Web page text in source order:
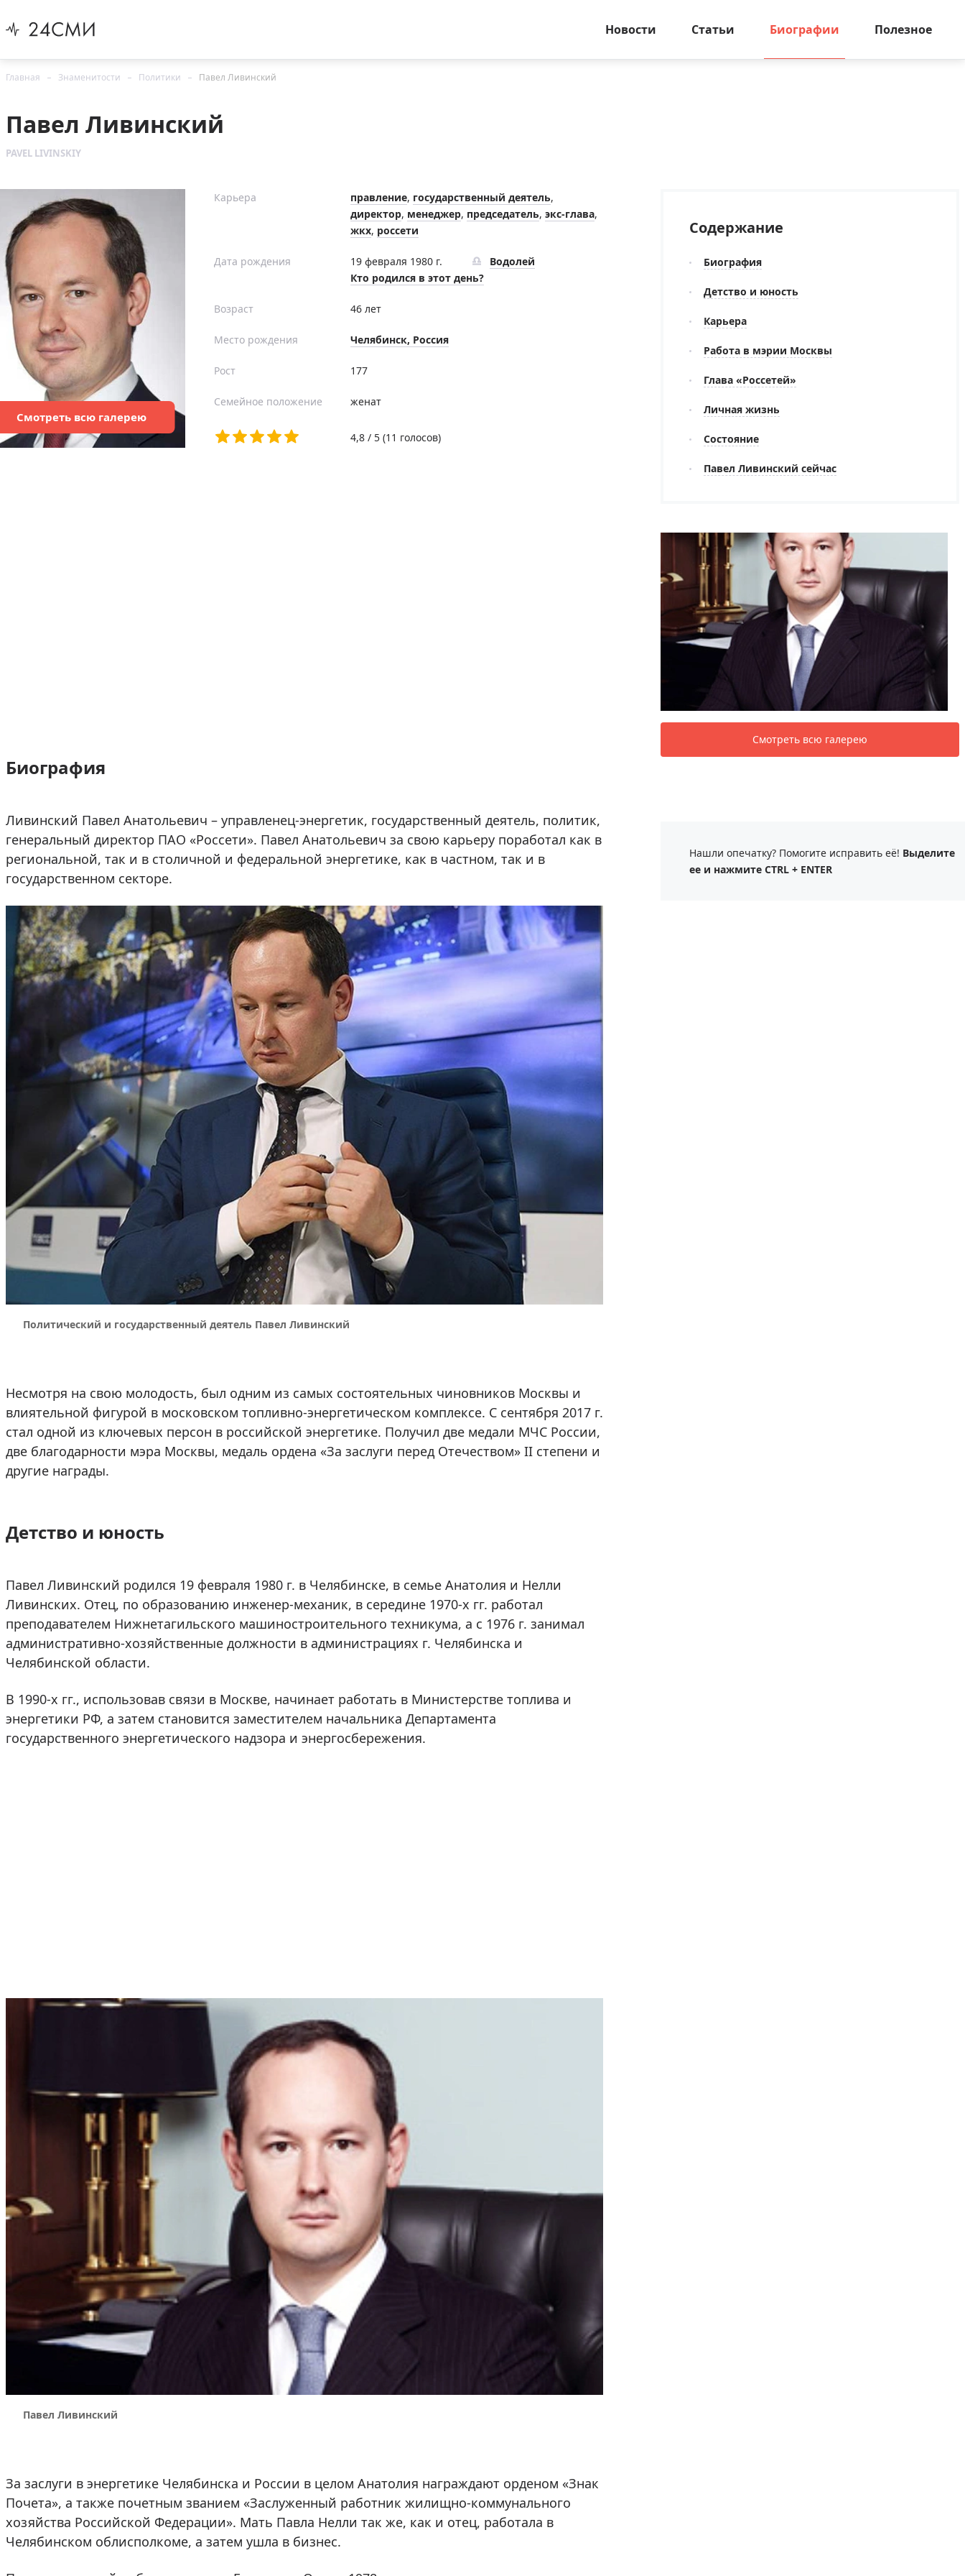
Новости Статьи Биографии Полезное
Главная Знаменитости Политики Павел Ливинский
Павел Ливинский
PAVEL LIVINSKIY
Смотреть всюгалерею
Карьера правление, государственный деятель,
директор, менеджер, председатель, экс-глава,
жкх, россети
Дата рождения 19 февраля 1980 г.
Водолей
Кто родился в этот день?
Возраст 46 лет
Место рождения Челябинск, Россия
Рост 177
Семейное положение женат
4,8 / 5 (11 голосов)
Биография
Ливинский Павел Анатольевич – управленец-энергетик, государственный деятель, политик,
генеральный директор ПАО «Россети». Павел Анатольевич за свою карьеру поработал как в
региональной, так и в столичной и федеральной энергетике, как в частном, так и в
государственном секторе.
Политический и государственный деятель Павел Ливинский
Несмотря на свою молодость, был одним из самых состоятельных чиновников Москвы и
влиятельной фигурой в московском топливно-энергетическом комплексе. С сентября 2017 г.
стал одной из ключевых персон в российской энергетике. Получил две медали МЧС России,
две благодарности мэра Москвы, медаль ордена «За заслуги перед Отечеством» II степени и
другие награды.
Детство и юность
Павел Ливинский родился 19 февраля 1980 г. в Челябинске, в семье Анатолия и Нелли
Ливинских. Отец, по образованию инженер-механик, в середине 1970-х гг. работал
преподавателем Нижнетагильского машиностроительного техникума, а с 1976 г. занимал
административно-хозяйственные должности в администрациях г. Челябинска и
Челябинской области.
В 1990-х гг., использовав связи в Москве, начинает работать в Министерстве топлива и
энергетики РФ, а затем становится заместителем начальника Департамента
государственного энергетического надзора и энергосбережения.
Павел Ливинский
За заслуги в энергетике Челябинска и России в целом Анатолия награждают орденом «Знак
Почета», а также почетным званием «Заслуженный работник жилищно-коммунального
хозяйства Российской Федерации». Мать Павла Нелли так же, как и отец, работала в
Челябинском облисполкоме, а затем ушла в бизнес.
Содержание
Биография
Детство и юность
Карьера
Работа в мэрии Москвы
Глава «Россетей»
Личная жизнь
Состояние
Павел Ливинский сейчас
Смотреть всю галерею
Нашли опечатку? Помогите исправить её! Выделите
ее и нажмите CTRL + ENTER